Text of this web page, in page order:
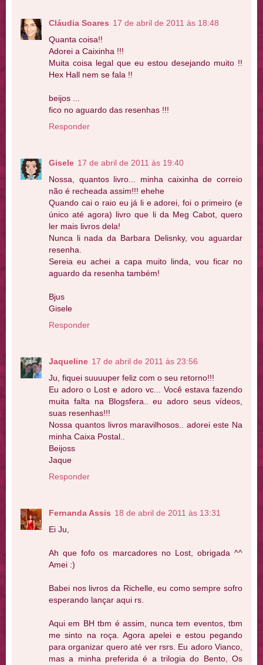
Cláudia Soares 17 de abril de 2011 às 18:48
Quanta coisa!!
Adorei a Caixinha !!!
Muita coisa legal que eu estou desejando muito !!
Hex Hall nem se fala !!
beijos ...
fico no aguardo das resenhas !!!
Responder
Gisele 17 de abril de 2011 às 19:40
Nossa, quantos livro... minha caixinha de correio
não é recheada assim!!! ehehe
Quando cai o raio eu já li e adorei, foi o primeiro (e
único até agora) livro que li da Meg Cabot, quero
ler mais livros dela!
Nunca li nada da Barbara Delisnky, vou aguardar
resenha.
Sereia eu achei a capa muito linda, vou ficar no
aguardo da resenha também!
Bjus
Gisele
Responder
Jaqueline 17 de abril de 2011 às 23:56
Ju, fiquei suuuuper feliz com o seu retorno!!!
Eu adoro o Lost e adoro vc... Você estava fazendo
muita falta na Blogsfera.. eu adoro seus vídeos,
suas resenhas!!!
Nossa quantos livros maravilhosos.. adorei este Na
minha Caixa Postal..
Beijoss
Jaque
Responder
Fernanda Assis 18 de abril de 2011 às 13:31
Ei Ju,
Ah que fofo os marcadores no Lost, obrigada ^^
Amei :)
Babei nos livros da Richelle, eu como sempre sofro
esperando lançar aqui rs.
Aqui em BH tbm é assim, nunca tem eventos, tbm
me sinto na roça. Agora apelei e estou pegando
para organizar quero até ver rsrs. Eu adoro Vianco,
mas a minha preferida é a trilogia do Bento, Os